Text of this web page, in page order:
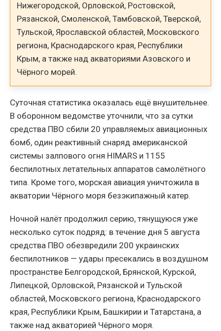
Нижегородской, Орловской, Ростовской,
Рязанской, Смоленской, Тамбовской, Тверской,
Тульской, Ярославской областей, Московского
региона, Краснодарского края, Республики
Крым, а также над акваториями Азовского и
Чёрного морей.
Суточная статистика оказалась ещё внушительнее.
В оборонном ведомстве уточнили, что за сутки
средства ПВО сбили 20 управляемых авиационных
бомб, один реактивный снаряд американской
системы залпового огня HIMARS и 1155
беспилотных летательных аппаратов самолётного
типа. Кроме того, морская авиация уничтожила в
акватории Чёрного моря безэкипажный катер.
Ночной налёт продолжил серию, тянущуюся уже
несколько суток подряд: в течение дня 5 августа
средства ПВО обезвредили 200 украинских
беспилотников — удары пресекались в воздушном
пространстве Белгородской, Брянской, Курской,
Липецкой, Орловской, Рязанской и Тульской
областей, Московского региона, Краснодарского
края, Республики Крым, Башкирии и Татарстана, а
также над акваторией Чёрного моря.